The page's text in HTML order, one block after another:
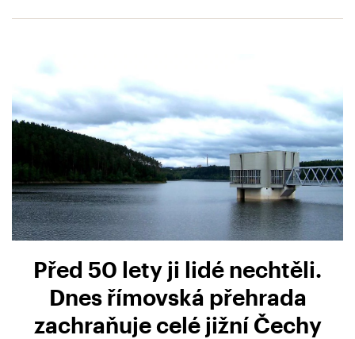
Před 50 lety ji lidé nechtěli.
Dnes římovská přehrada
zachraňuje celé jižní Čechy